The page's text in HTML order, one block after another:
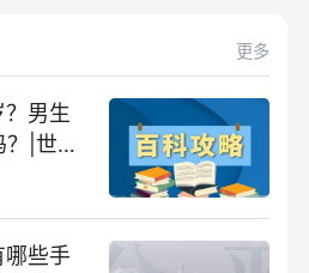
更多
男生
|世界
些手